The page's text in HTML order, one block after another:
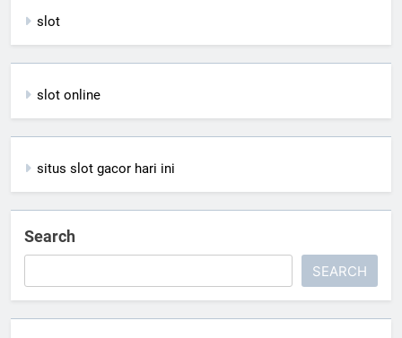
slot
slot online
situs slot gacor hari ini
Search
SEARCH